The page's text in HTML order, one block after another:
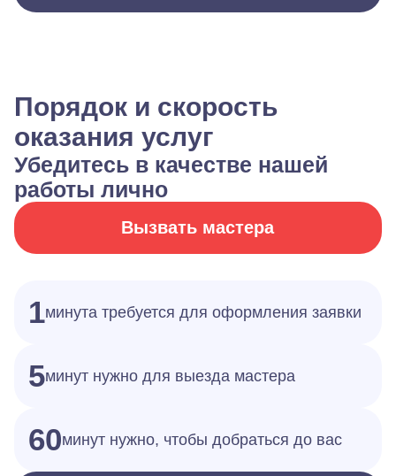
Порядок и скорость
оказания услуг
Убедитесь в качестве нашей
работы лично
Вызвать мастера
1минута требуется для оформления заявки
5минут нужно для выезда мастера
60минут нужно, чтобы добраться до вас